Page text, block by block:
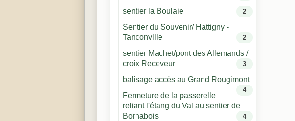
sentier la Boulaie 2
Sentier du Souvenir/ Hattigny -
Tanconville
2
sentier Machet/pont des Allemands /
croix Receveur
3
balisage accès au Grand Rougimont
4
Fermeture de la passerelle
reliant l'étang du Val au sentier de
Bornabois
4